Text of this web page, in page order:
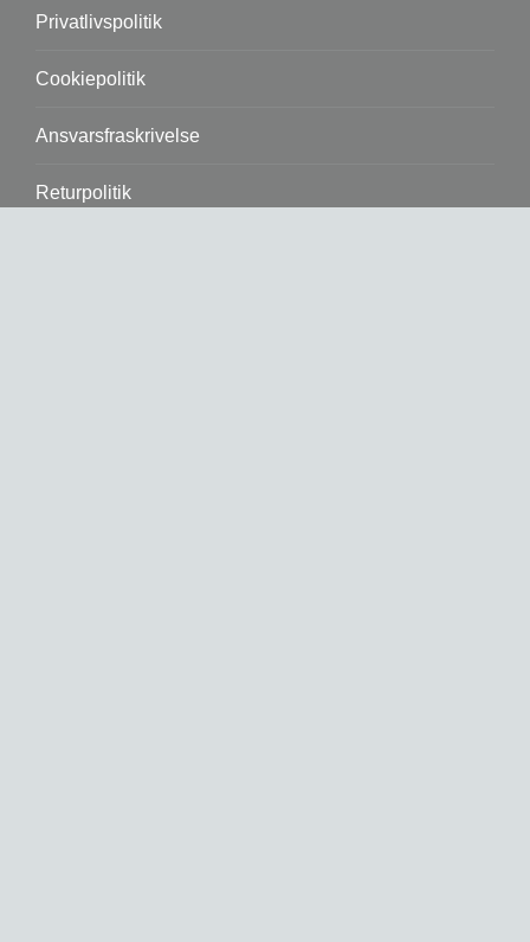
Privatlivspolitik
Cookiepolitik
Ansvarsfraskrivelse
Returpolitik